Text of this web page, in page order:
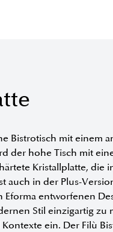
Bistrotisch mit einem
der hohe Tisch mit
Kristallplatte, die
auch in der Plus-
entworfenen
Stil einzigartig zu
ein. Der Filù